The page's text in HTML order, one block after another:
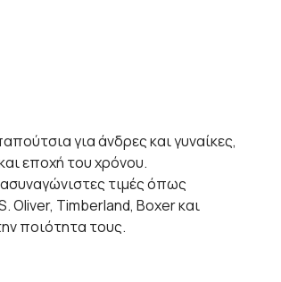
για άνδρες και γυναίκες,
εποχή του χρόνου.
τιμές όπως
Oliver, Timberland, Boxer και
ποιότητα τους.